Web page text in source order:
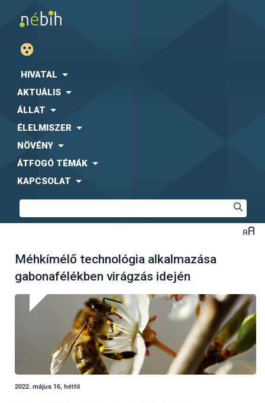
HIVATAL
AKTUÁLIS
ÁLLAT
ÉLELMISZER
NÖVÉNY
ÁTFOGÓ TÉMÁK
KAPCSOLAT
Méhkímélő technológia alkalmazása
gabonafélékben virágzás idején
2022. május 16, hétfő